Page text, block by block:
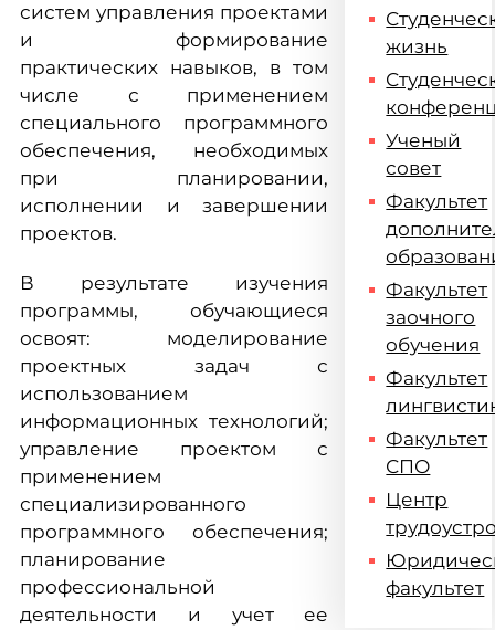
систем управления проектами
и формирование
практических навыков, в том
числе с применением
специального программного
обеспечения, необходимых
при планировании,
исполнении и завершении
проектов.
В результате изучения
программы, обучающиеся
освоят: моделирование
проектных задач с
использованием
информационных технологий;
управление проектом с
применением
специализированного
программного обеспечения;
планирование
профессиональной
деятельности и учет ее
жизнь
Ученый
совет
Факультет
Факультет
заочного
обучения
Факультет
Факультет
СПО
Центр
факультет